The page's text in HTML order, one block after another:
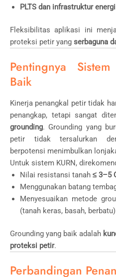
PLTS dan infrastruktur energi
Fleksibilitas aplikasi ini
proteksi petir yang serbaguna
Pentingnya
Baik
Kinerja penangkal petir tidak
penangkap, tetapi sangat
grounding. Grounding yang
petir tidak tersalurkan
berpotensi menimbulkan
Untuk sistem KURN,
Nilai resistansi tanah ≤ 3–5
Menggunakan batang
Menyesuaikan metode
(tanah keras, basah, berbatu)
Grounding yang baik adalah
proteksi petir.
Perbandingan